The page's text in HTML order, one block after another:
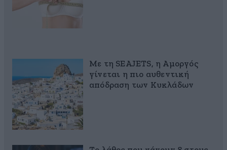
Με τη SEAJETS, η Αμοργός
γίνεται η πιο αυθεντική
απόδραση των Κυκλάδων